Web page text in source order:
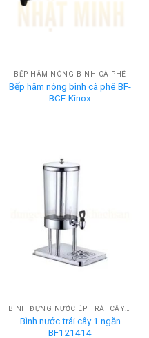
BẾP HÂM NÓNG BÌNH CÀ PHÊ
Bếp hâm nóng bình cà phê BF-
BCF-Kinox
BÌNH ĐỰNG NƯỚC ÉP TRÁI CÂY BUFFET
Bình nước trái cây 1 ngăn
BF121414